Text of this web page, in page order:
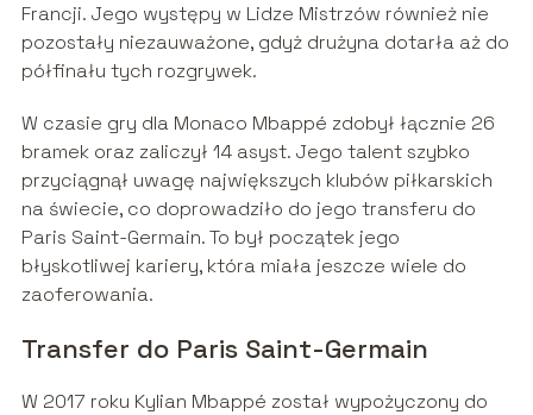
Francji. Jego występy w Lidze Mistrzów również nie
pozostały niezauważone, gdyż drużyna dotarła aż do
półfinału tych rozgrywek.
W czasie gry dla Monaco Mbappé zdobył łącznie 26
bramek oraz zaliczył 14 asyst. Jego talent szybko
przyciągnął uwagę największych klubów piłkarskich
na świecie, co doprowadziło do jego transferu do
Paris Saint-Germain. To był początek jego
błyskotliwej kariery, która miała jeszcze wiele do
zaoferowania.
Transfer do Paris Saint-Germain
W 2017 roku Kylian Mbappé został wypożyczony do